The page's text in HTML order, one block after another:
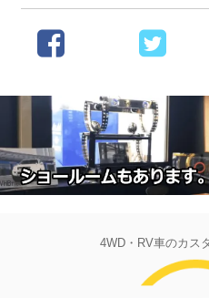
4WD・RV車のカス